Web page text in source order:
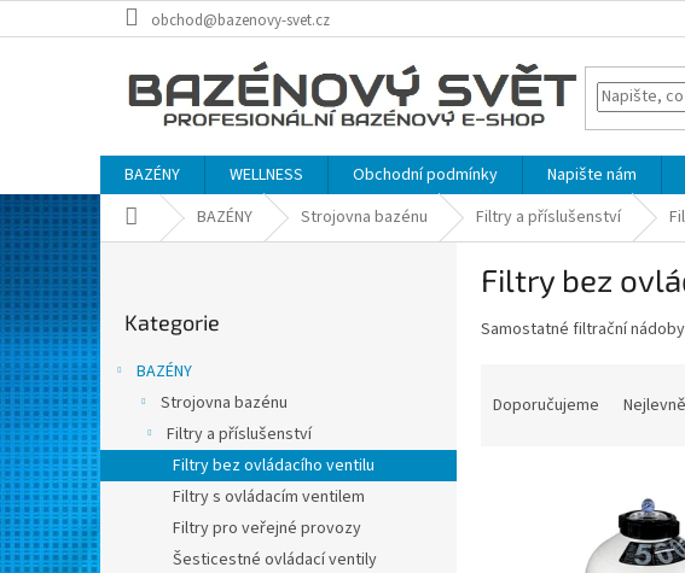
na
obchod@bazenovy-svet.cz
BAZÉNY WELLNESS Obchodní podmínky Napište nám
Domů BAZÉNY Strojovna bazénu Filtry a příslušenství
n
kategorie
Kategorie
BAZÉNY
Strojovna bazénu
Filtry a příslušenství
Filtry bez ovládacího ventilu
Filtry s ovládacím ventilem
Filtry pro veřejné provozy
Šesticestné ovládací ventily
Filtry bez
Samostatné filtrační
Doporučujeme